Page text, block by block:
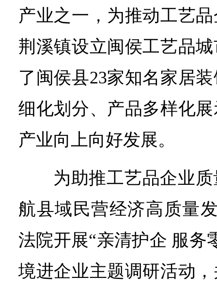
产业之一，为推动工艺
荆溪镇设立闽侯工艺品
了闽侯县23家知名家居
细化划分、产品多样化
产业向上向好发展。
为助推工艺品企业
航县域民营经济高质量
法院开展“亲清护企 服务
境进企业主题调研活动